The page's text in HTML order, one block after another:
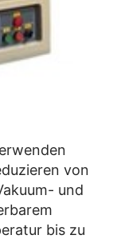
von
und
bis zu